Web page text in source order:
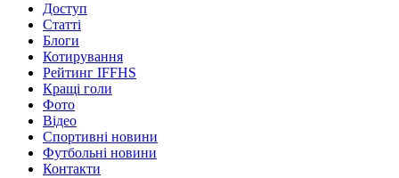
Доступ
Статті
Блоги
Котирування
Рейтинг IFFHS
Кращі голи
Фото
Відео
Спортивні новини
Футбольні новини
Контакти